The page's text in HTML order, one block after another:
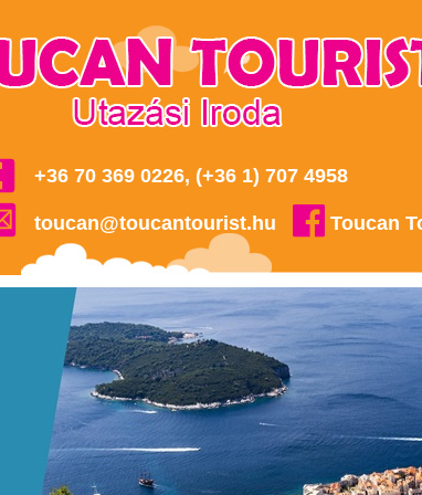
+36 70 369 0226, (+36 1) 707 4958
toucan@toucantourist.hu Toucan